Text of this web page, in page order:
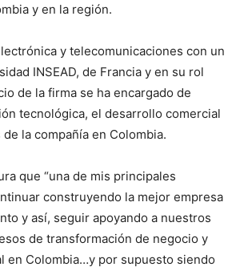
y en la región.
y telecomunicaciones con un
INSEAD, de Francia y en su rol
de la firma se ha encargado de
tecnológica, el desarrollo comercial
la compañía en Colombia.
que “una de mis principales
construyendo la mejor empresa
y así, seguir apoyando a nuestros
de transformación de negocio y
en Colombia…y por supuesto siendo